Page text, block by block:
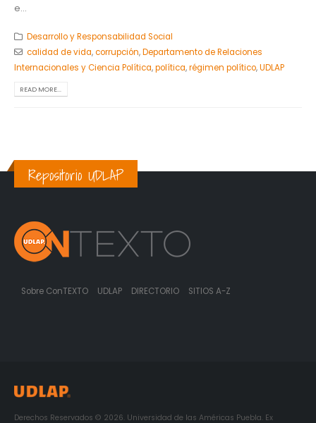
e...
Desarrollo y Responsabilidad Social
calidad de vida,corrupción,Departamento de Relaciones
Internacionales y Ciencia Política,política,régimen político,UDLAP
READ MORE...
Repositorio UDLAP
Sobre ConTEXTO UDLAP DIRECTORIO SITIOS A-Z
Derechos Reservados © 2026. Universidad de las Américas Puebla. Ex